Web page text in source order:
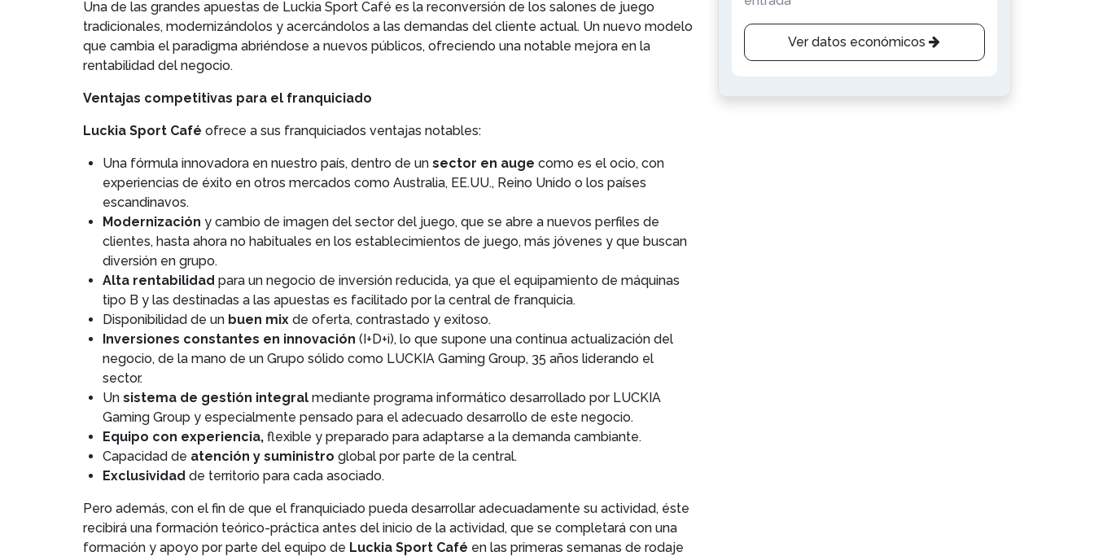
Una de las grandes apuestas de Luckia Sport Café es la reconversión de los salones de juego
tradicionales, modernizándolos y acercándolos a las demandas del cliente actual. Un nuevo modelo
que cambia el paradigma abriéndose a nuevos públicos, ofreciendo una notable mejora en la
rentabilidad del negocio.
Ventajas competitivas para el franquiciado
Luckia Sport Café ofrece a sus franquiciados ventajas notables:
Una fórmula innovadora en nuestro país, dentro de un sector en auge como es el ocio, con
experiencias de éxito en otros mercados como Australia, EE.UU., Reino Unido o los países
escandinavos.
Modernización y cambio de imagen del sector del juego, que se abre a nuevos perfiles de
clientes, hasta ahora no habituales en los establecimientos de juego, más jóvenes y que buscan
diversión en grupo.
Alta rentabilidad para un negocio de inversión reducida, ya que el equipamiento de máquinas
tipo B y las destinadas a las apuestas es facilitado por la central de franquicia.
Disponibilidad de un buen mix de oferta, contrastado y exitoso.
Inversiones constantes en innovación (I+D+i), lo que supone una continua actualización del
negocio, de la mano de un Grupo sólido como LUCKIA Gaming Group, 35 años liderando el
sector.
Un sistema de gestión integral mediante programa informático desarrollado por LUCKIA
Gaming Group y especialmente pensado para el adecuado desarrollo de este negocio.
Equipo con experiencia, flexible y preparado para adaptarse a la demanda cambiante.
Capacidad de atención y suministro global por parte de la central.
Exclusividad de territorio para cada asociado.
Pero además, con el fin de que el franquiciado pueda desarrollar adecuadamente su actividad, éste
recibirá una formación teórico-práctica antes del inicio de la actividad, que se completará con una
formación y apoyo por parte del equipo de Luckia Sport Café en las primeras semanas de rodaje
Ver datos económicos